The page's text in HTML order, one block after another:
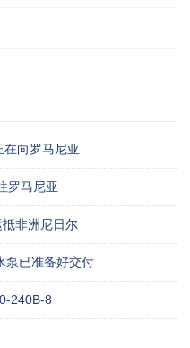
向罗马尼亚
罗马尼亚
非洲尼日尔
泵已准备好交付
240B-8